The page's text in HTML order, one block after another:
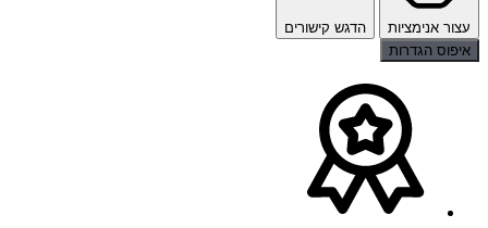
עצור אנימציות
הדגש קישורים
איפוס הגדרות